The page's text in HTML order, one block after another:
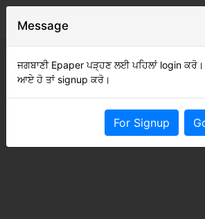
Message
ਜਗਬਾਣੀ Epaper ਪੜ੍ਹਣ ਲਈ ਪਹਿਲਾਂ login ਕਰੋ।
ਆਏ ਹੋ ਤਾਂ signup ਕਰੋ।
For Signup